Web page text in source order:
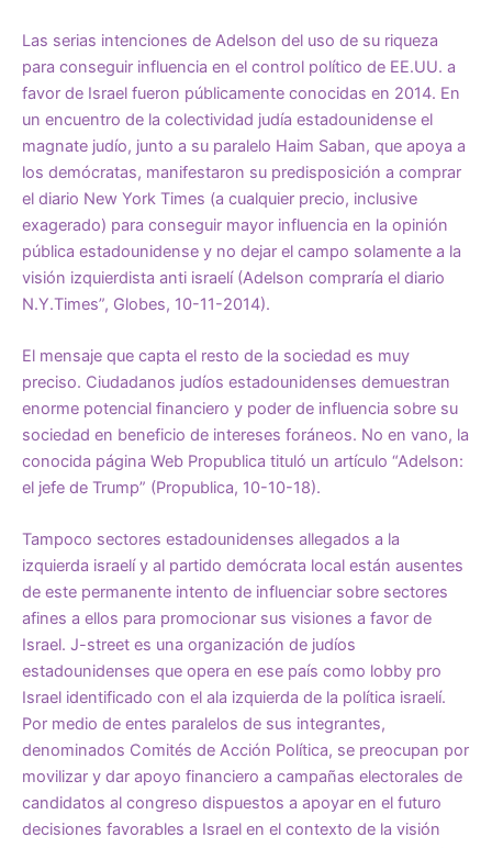
Las serias intenciones de Adelson del uso de su riqueza
para conseguir influencia en el control político de EE.UU. a
favor de Israel fueron públicamente conocidas en 2014. En
un encuentro de la colectividad judía estadounidense el
magnate judío, junto a su paralelo Haim Saban, que apoya a
los demócratas, manifestaron su predisposición a comprar
el diario New York Times (a cualquier precio, inclusive
exagerado) para conseguir mayor influencia en la opinión
pública estadounidense y no dejar el campo solamente a la
visión izquierdista anti israelí (Adelson compraría el diario
N.Y.Times”, Globes, 10-11-2014).
El mensaje que capta el resto de la sociedad es muy
preciso. Ciudadanos judíos estadounidenses demuestran
enorme potencial financiero y poder de influencia sobre su
sociedad en beneficio de intereses foráneos. No en vano, la
conocida página Web Propublica tituló un artículo “Adelson:
el jefe de Trump” (Propublica, 10-10-18).
Tampoco sectores estadounidenses allegados a la
izquierda israelí y al partido demócrata local están ausentes
de este permanente intento de influenciar sobre sectores
afines a ellos para promocionar sus visiones a favor de
Israel. J-street es una organización de judíos
estadounidenses que opera en ese país como lobby pro
Israel identificado con el ala izquierda de la política israelí.
Por medio de entes paralelos de sus integrantes,
denominados Comités de Acción Política, se preocupan por
movilizar y dar apoyo financiero a campañas electorales de
candidatos al congreso dispuestos a apoyar en el futuro
decisiones favorables a Israel en el contexto de la visión